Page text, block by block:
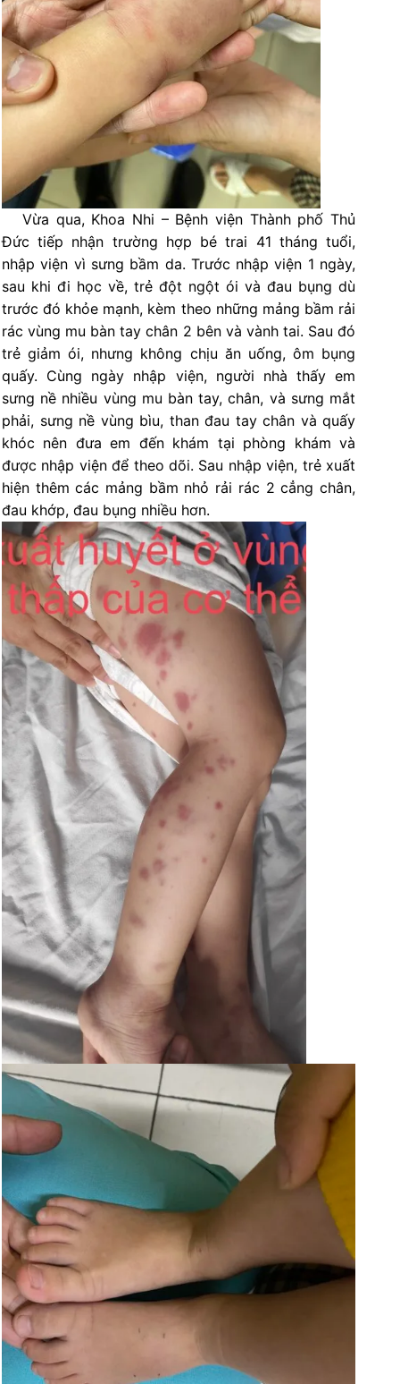
Vừa qua, Khoa Nhi – Bệnh viện Thành phố Thủ
Đức tiếp nhận trường hợp bé trai 41 tháng tuổi,
nhập viện vì sưng bầm da. Trước nhập viện 1 ngày,
sau khi đi học về, trẻ đột ngột ói và đau bụng dù
trước đó khỏe mạnh, kèm theo những mảng bầm rải
rác vùng mu bàn tay chân 2 bên và vành tai. Sau đó
trẻ giảm ói, nhưng không chịu ăn uống, ôm bụng
quấy. Cùng ngày nhập viện, người nhà thấy em
sưng nề nhiều vùng mu bàn tay, chân, và sưng mắt
phải, sưng nề vùng bìu, than đau tay chân và quấy
khóc nên đưa em đến khám tại phòng khám và
được nhập viện để theo dõi. Sau nhập viện, trẻ xuất
hiện thêm các mảng bầm nhỏ rải rác 2 cẳng chân,
đau khớp, đau bụng nhiều hơn.